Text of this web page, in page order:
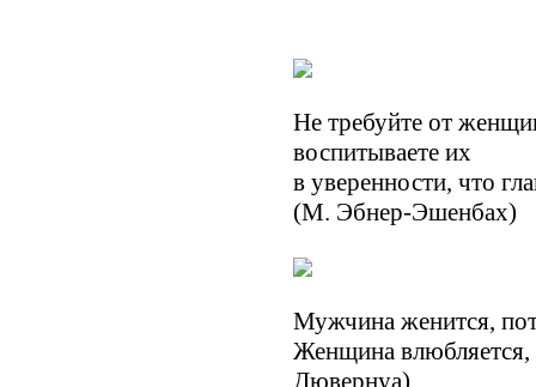
Не требуйте от
воспитываете их
в уверенности, что
(М. Эбнер-Эшенбах)
Мужчина женится,
Женщина